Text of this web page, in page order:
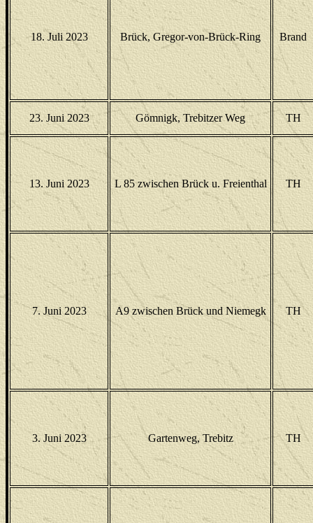
18. Juli 2023 Brück, Gregor-von-Brück-Ring Brand
23. Juni 2023 Gömnigk, Trebitzer Weg TH
13. Juni 2023 L 85 zwischen Brück u. Freienthal TH
7. Juni 2023 A9 zwischen Brück und Niemegk TH
3. Juni 2023 Gartenweg, Trebitz TH